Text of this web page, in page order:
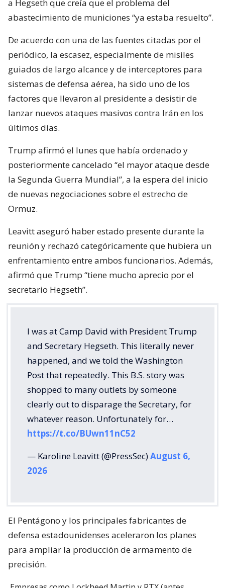
a Hegseth que creía que el problema del
abastecimiento de municiones “ya estaba resuelto”.
De acuerdo con una de las fuentes citadas por el
periódico, la escasez, especialmente de misiles
guiados de largo alcance y de interceptores para
sistemas de defensa aérea, ha sido uno de los
factores que llevaron al presidente a desistir de
lanzar nuevos ataques masivos contra Irán en los
últimos días.
Trump afirmó el lunes que había ordenado y
posteriormente cancelado “el mayor ataque desde
la Segunda Guerra Mundial”, a la espera del inicio
de nuevas negociaciones sobre el estrecho de
Ormuz.
Leavitt aseguró haber estado presente durante la
reunión y rechazó categóricamente que hubiera un
enfrentamiento entre ambos funcionarios. Además,
afirmó que Trump “tiene mucho aprecio por el
secretario Hegseth”.
I was at Camp David with President Trump
and Secretary Hegseth. This literally never
happened, and we told the Washington
Post that repeatedly. This B.S. story was
shopped to many outlets by someone
clearly out to disparage the Secretary, for
whatever reason. Unfortunately for…
https://t.co/BUwn11nC52
— Karoline Leavitt (@PressSec)August 6,
2026
El Pentágono y los principales fabricantes de
defensa estadounidenses aceleraron los planes
para ampliar la producción de armamento de
precisión.